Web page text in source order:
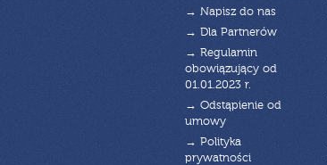
→ Napisz do nas
→ Dla Partnerów
→ Regulamin
obowiązujący od
01.01.2023 r.
→ Odstąpienie od
umowy
→ Polityka
prywatności